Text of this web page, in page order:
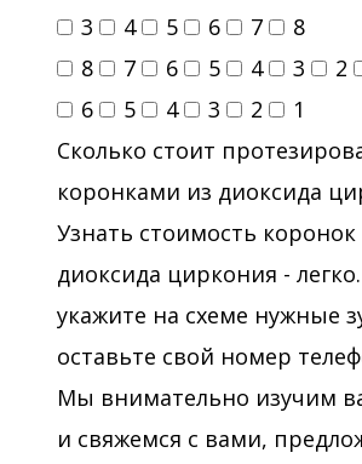
3 4 5 6 7
8
8
7 6 5 4 3 2
6
5 4 3 2
1
Сколько стоит
коронками из диоксида
Узнать стоимость коронок
диоксида циркония -
укажите на схеме нужные
оставьте свой номер
Мы внимательно изучим
и свяжемся с вами,